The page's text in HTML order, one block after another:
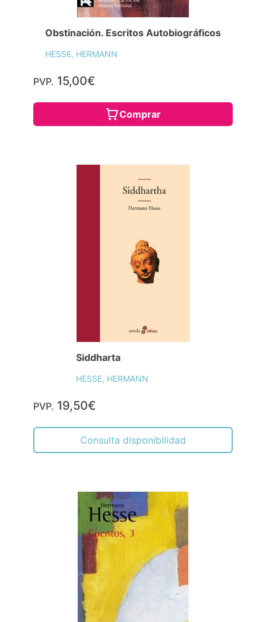
Obstinación. Escritos Autobiográficos
HESSE, HERMANN
PVP. 15,00€
Comprar
Siddharta
HESSE, HERMANN
PVP. 19,50€
Consulta disponibilidad